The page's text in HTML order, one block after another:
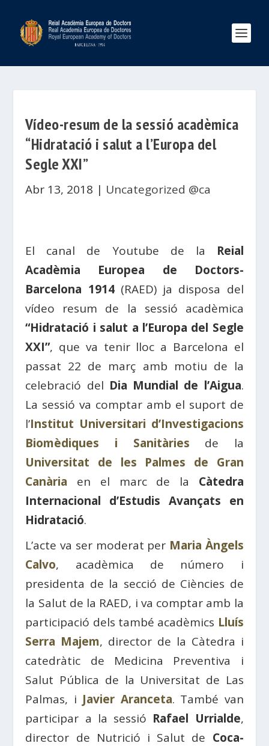
Vídeo-resum de la sessió acadèmica
“Hidratació i salut a l’Europa del
Segle XXI”
Abr 13, 2018 | Uncategorized @ca
El canal de Youtube de la Reial
Acadèmia Europea de Doctors-
Barcelona 1914(RAED) ja disposa del
vídeo resum de la sessió acadèmica
“Hidratació i salut a l’Europa del Segle
XXI”, que va tenir lloc a Barcelona el
passat 22 de març amb motiu de la
celebració del Dia Mundial de l’Aigua.
La sessió va comptar amb el suport de
l’Institut Universitari d’Investigacions
Biomèdiques i Sanitàries de la
Universitat de les Palmes de Gran
Canària en el marc de la Càtedra
Internacional d’Estudis Avançats en
Hidratació.
L’acte va ser moderat per Maria Àngels
Calvo, acadèmica de número i
presidenta de la secció de Ciències de
la Salut de la RAED, i va comptar amb la
participació dels també acadèmics Lluís
Serra Majem, director de la Càtedra i
catedràtic de Medicina Preventiva i
Salut Pública de la Universitat de Las
Palmas, i Javier Aranceta. També van
participar a la sessió Rafael Urrialde,
director de Nutrició i Salut de Coca-